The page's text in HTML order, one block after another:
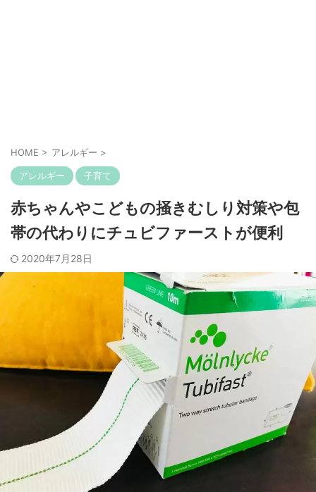
HOME > アレルギー >
アレルギー 子育て
赤ちゃんやこどもの掻きむしり対策や包
帯の代わりにチュビファーストが便利
2020年7月28日